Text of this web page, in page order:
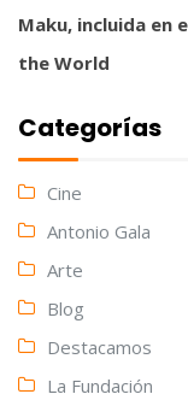
Maku, incluida
the World
Categorías
Cine
Antonio Gala
Arte
Blog
Destacamos
La Fundación